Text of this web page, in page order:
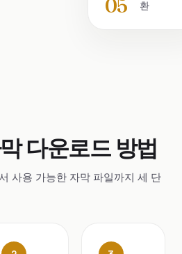
05
환
다운로드 방법
사용 가능한 자막 파일까지 세 단